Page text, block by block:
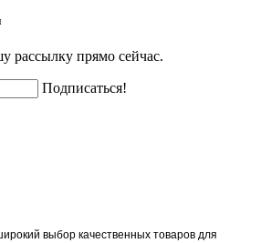
рассылку прямо сейчас.
Подписаться!
выбор качественных товаров для